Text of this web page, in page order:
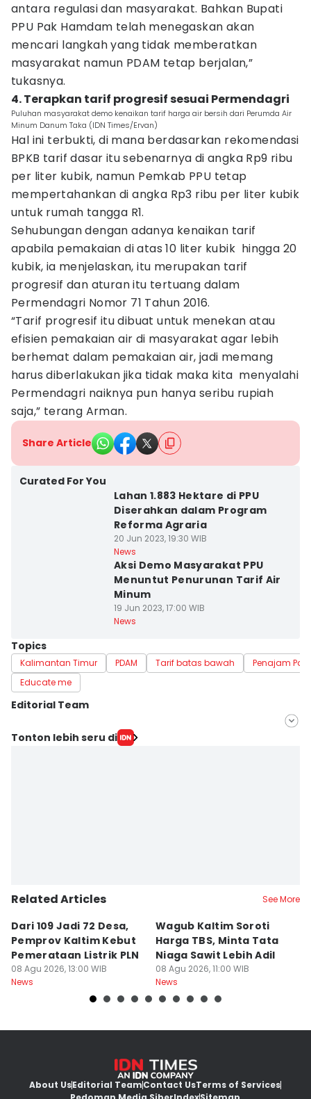
antara regulasi dan masyarakat. Bahkan Bupati
PPU Pak Hamdam telah menegaskan akan
mencari langkah yang tidak memberatkan
masyarakat namun PDAM tetap berjalan,”
tukasnya.
4. Terapkan tarif progresif sesuai Permendagri
Puluhan masyarakat demo kenaikan tarif harga air bersih dari Perumda Air
Minum Danum Taka (IDN Times/Ervan)
Hal ini terbukti, di mana berdasarkan rekomendasi
BPKB tarif dasar itu sebenarnya di angka Rp9 ribu
per liter kubik, namun Pemkab PPU tetap
mempertahankan di angka Rp3 ribu per liter kubik
untuk rumah tangga R1.
Sehubungan dengan adanya kenaikan tarif
apabila pemakaian di atas 10 liter kubik hingga 20
kubik, ia menjelaskan, itu merupakan tarif
progresif dan aturan itu tertuang dalam
Permendagri Nomor 71 Tahun 2016.
“Tarif progresif itu dibuat untuk menekan atau
efisien pemakaian air di masyarakat agar lebih
berhemat dalam pemakaian air, jadi memang
harus diberlakukan jika tidak maka kita menyalahi
Permendagri naiknya pun hanya seribu rupiah
saja,” terang Arman.
Share Article
Curated For You
Lahan 1.883 Hektare di PPU
Diserahkan dalam Program
Reforma Agraria
20 Jun 2023, 19:30 WIB
News
Aksi Demo Masyarakat PPU
Menuntut Penurunan Tarif Air
Minum
19 Jun 2023, 17:00 WIB
News
Topics
Kalimantan Timur PDAM Tarif batas bawah
Penajam
Educate me
Editorial Team
Editor
Tonton lebih seru di
Related Articles See More
Dari 109 Jadi 72 Desa,
Pemprov Kaltim Kebut
Pemerataan Listrik PLN
08 Agu 2026, 13:00 WIB
News
Wagub Kaltim Soroti
Harga TBS, Minta Tata
Niaga Sawit Lebih Adil
08 Agu 2026, 11:00 WIB
News
About UsEditorial TeamContact UsTerms of Services